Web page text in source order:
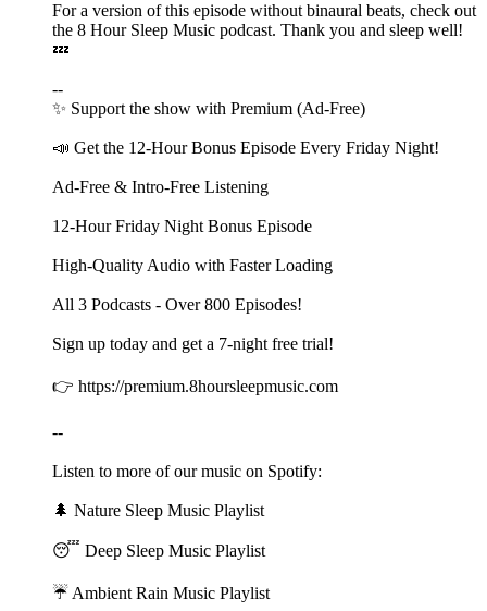
For a version of this episode without binaural beats, check out
the ⁠⁠⁠⁠⁠⁠⁠⁠⁠⁠⁠⁠⁠⁠⁠⁠⁠⁠⁠⁠⁠8 Hour Sleep Music⁠⁠⁠⁠⁠⁠⁠⁠⁠⁠⁠⁠⁠⁠⁠⁠⁠⁠⁠⁠⁠ podcast. Thank you and sleep well!
💤
--
✨ ⁠⁠⁠⁠⁠⁠⁠⁠⁠⁠⁠⁠⁠⁠⁠⁠⁠⁠⁠⁠⁠⁠⁠⁠⁠⁠⁠Support the show with ⁠⁠⁠⁠⁠⁠⁠⁠⁠⁠⁠⁠⁠⁠⁠⁠⁠⁠⁠⁠⁠⁠⁠⁠⁠⁠⁠⁠⁠⁠⁠⁠⁠⁠⁠⁠⁠⁠⁠⁠⁠⁠⁠⁠⁠⁠⁠⁠⁠⁠⁠⁠⁠⁠⁠⁠⁠⁠⁠⁠⁠⁠⁠⁠⁠⁠⁠⁠⁠⁠⁠⁠⁠⁠⁠⁠⁠⁠⁠⁠⁠⁠⁠⁠⁠⁠⁠⁠⁠⁠⁠⁠Premium (Ad-Free)⁠⁠⁠⁠⁠⁠⁠⁠⁠⁠⁠⁠⁠⁠⁠⁠⁠⁠⁠⁠⁠⁠⁠⁠⁠⁠⁠⁠⁠⁠⁠⁠⁠⁠⁠⁠⁠⁠⁠⁠⁠⁠⁠⁠⁠⁠⁠⁠⁠⁠⁠⁠⁠⁠⁠⁠⁠⁠⁠⁠⁠⁠⁠⁠⁠⁠⁠⁠⁠⁠⁠⁠⁠⁠⁠⁠⁠⁠⁠⁠⁠⁠⁠⁠⁠⁠⁠⁠⁠⁠⁠⁠⁠⁠⁠⁠⁠⁠⁠⁠⁠⁠⁠⁠⁠⁠⁠⁠⁠⁠⁠⁠⁠⁠⁠⁠⁠⁠⁠⁠⁠⁠⁠⁠⁠⁠⁠⁠⁠⁠⁠⁠⁠⁠⁠⁠⁠⁠⁠⁠⁠⁠⁠⁠⁠⁠⁠⁠⁠⁠⁠⁠⁠⁠⁠⁠⁠⁠⁠⁠⁠⁠⁠⁠⁠⁠⁠⁠⁠⁠⁠⁠⁠⁠⁠⁠⁠⁠⁠⁠⁠⁠⁠⁠⁠⁠⁠⁠⁠⁠⁠⁠⁠⁠⁠⁠⁠⁠⁠⁠⁠⁠⁠⁠⁠⁠⁠⁠⁠⁠⁠⁠⁠⁠⁠⁠⁠⁠⁠⁠⁠⁠⁠⁠⁠⁠⁠⁠⁠⁠⁠⁠⁠⁠⁠⁠⁠⁠⁠⁠⁠⁠⁠⁠⁠⁠⁠⁠⁠⁠⁠⁠⁠⁠⁠⁠⁠⁠⁠⁠⁠⁠⁠⁠⁠⁠⁠⁠⁠⁠⁠⁠⁠⁠⁠⁠⁠⁠⁠⁠⁠⁠⁠⁠⁠⁠⁠⁠⁠⁠⁠⁠⁠⁠⁠⁠⁠⁠⁠⁠⁠⁠⁠⁠⁠
📣 Get the 12-Hour Bonus Episode Every Friday Night!
Ad-Free & Intro-Free Listening
12-Hour Friday Night Bonus Episode
High-Quality Audio with Faster Loading
All 3 Podcasts - Over 800 Episodes!
Sign up today and get a 7-night free trial!
👉 ⁠⁠⁠⁠⁠⁠⁠⁠⁠⁠⁠⁠⁠⁠⁠⁠⁠⁠⁠⁠⁠⁠⁠⁠⁠⁠⁠⁠⁠⁠⁠⁠⁠⁠⁠⁠⁠⁠⁠⁠⁠⁠⁠⁠⁠⁠⁠⁠⁠⁠⁠⁠⁠⁠⁠⁠⁠⁠⁠⁠⁠⁠⁠⁠⁠⁠⁠⁠⁠⁠⁠⁠⁠⁠⁠⁠⁠⁠⁠⁠⁠⁠⁠⁠⁠⁠⁠⁠⁠⁠⁠⁠⁠⁠⁠⁠⁠⁠⁠⁠⁠⁠⁠⁠⁠⁠⁠⁠⁠⁠⁠⁠⁠⁠⁠⁠⁠⁠⁠⁠⁠⁠⁠⁠⁠⁠⁠https://premium.8hoursleepmusic.com⁠⁠⁠⁠⁠⁠⁠⁠⁠⁠⁠⁠⁠⁠⁠⁠⁠⁠⁠⁠⁠⁠⁠⁠⁠⁠⁠⁠⁠⁠⁠⁠⁠⁠⁠⁠⁠⁠⁠⁠⁠⁠⁠⁠⁠⁠⁠⁠⁠⁠⁠⁠⁠⁠⁠⁠⁠⁠⁠⁠⁠⁠⁠⁠⁠⁠⁠⁠⁠⁠⁠⁠⁠⁠⁠⁠⁠⁠⁠⁠⁠⁠⁠⁠⁠⁠⁠⁠⁠⁠⁠⁠⁠⁠⁠⁠⁠⁠⁠⁠⁠⁠⁠⁠⁠⁠⁠⁠⁠⁠⁠⁠⁠⁠⁠⁠
--
Listen to more of our music on Spotify:
🌲 ⁠⁠⁠⁠⁠⁠⁠⁠⁠⁠⁠⁠⁠⁠⁠⁠⁠⁠⁠⁠⁠⁠⁠⁠⁠⁠⁠⁠⁠⁠⁠⁠⁠⁠⁠⁠⁠⁠⁠⁠⁠⁠⁠⁠⁠⁠⁠⁠⁠⁠⁠⁠⁠⁠⁠⁠⁠⁠⁠⁠⁠⁠⁠⁠⁠⁠⁠⁠⁠⁠⁠⁠⁠⁠⁠⁠⁠⁠⁠⁠⁠⁠⁠⁠⁠⁠⁠⁠⁠⁠⁠⁠⁠⁠⁠⁠⁠⁠⁠⁠⁠⁠⁠⁠⁠⁠⁠⁠⁠⁠⁠⁠⁠⁠⁠⁠⁠⁠⁠⁠⁠⁠Nature Sleep Music Playlist⁠⁠⁠⁠⁠⁠⁠⁠⁠⁠⁠⁠⁠⁠⁠⁠⁠⁠⁠⁠⁠⁠⁠⁠⁠⁠⁠⁠⁠⁠⁠⁠⁠⁠⁠⁠⁠⁠⁠⁠⁠⁠⁠⁠⁠⁠⁠⁠⁠⁠⁠⁠⁠⁠⁠⁠⁠⁠⁠⁠⁠⁠⁠⁠⁠⁠⁠⁠⁠⁠⁠⁠⁠⁠⁠⁠⁠⁠⁠⁠⁠⁠⁠⁠⁠⁠⁠⁠⁠⁠⁠⁠⁠⁠⁠⁠⁠⁠⁠⁠⁠⁠⁠⁠⁠⁠⁠⁠⁠⁠⁠⁠⁠⁠⁠⁠⁠⁠⁠⁠⁠⁠
😴 ⁠⁠⁠⁠⁠⁠⁠⁠⁠⁠⁠⁠⁠⁠⁠⁠⁠⁠⁠⁠⁠⁠⁠⁠⁠⁠⁠⁠⁠⁠⁠⁠⁠⁠⁠⁠⁠⁠⁠⁠⁠⁠⁠⁠⁠⁠⁠⁠⁠⁠⁠⁠⁠⁠⁠⁠⁠⁠⁠⁠⁠⁠⁠⁠⁠⁠⁠⁠⁠⁠⁠⁠⁠⁠⁠⁠⁠⁠⁠⁠⁠⁠⁠⁠⁠⁠⁠⁠⁠⁠⁠⁠⁠⁠⁠⁠⁠⁠⁠⁠⁠⁠⁠⁠⁠⁠⁠⁠⁠⁠⁠⁠⁠⁠⁠⁠⁠⁠⁠⁠⁠⁠Deep Sleep Music Playlist⁠⁠⁠⁠⁠⁠⁠⁠⁠⁠⁠⁠⁠⁠⁠⁠⁠⁠⁠⁠⁠⁠⁠⁠⁠⁠⁠⁠⁠⁠⁠⁠⁠⁠⁠⁠⁠⁠⁠⁠⁠⁠⁠⁠⁠⁠⁠⁠⁠⁠⁠⁠⁠⁠⁠⁠⁠⁠⁠⁠⁠⁠⁠⁠⁠⁠⁠⁠⁠⁠⁠⁠⁠⁠⁠⁠⁠⁠⁠⁠⁠⁠⁠⁠⁠⁠⁠⁠⁠⁠⁠⁠⁠⁠⁠⁠⁠⁠⁠⁠⁠⁠⁠⁠⁠⁠⁠⁠⁠⁠⁠⁠⁠⁠⁠⁠⁠⁠⁠⁠⁠⁠
☔ ⁠⁠⁠⁠⁠⁠⁠⁠⁠⁠⁠⁠⁠⁠⁠⁠⁠⁠⁠⁠⁠⁠⁠⁠⁠⁠⁠⁠⁠⁠⁠⁠⁠⁠⁠⁠⁠⁠⁠⁠⁠⁠⁠⁠⁠⁠⁠⁠⁠⁠⁠⁠⁠⁠⁠⁠⁠⁠⁠⁠⁠⁠⁠⁠⁠⁠⁠⁠⁠⁠⁠⁠⁠⁠⁠⁠⁠⁠⁠⁠⁠⁠⁠⁠⁠⁠⁠⁠⁠⁠⁠⁠⁠⁠⁠⁠⁠⁠⁠⁠⁠⁠⁠⁠⁠⁠⁠⁠⁠⁠⁠⁠⁠⁠⁠⁠⁠⁠⁠⁠⁠⁠Ambient Rain Music Playlist⁠⁠⁠⁠⁠⁠⁠⁠⁠⁠⁠⁠⁠⁠⁠⁠⁠⁠⁠⁠⁠⁠⁠⁠⁠⁠⁠⁠⁠⁠⁠⁠⁠⁠⁠⁠⁠⁠⁠⁠⁠⁠⁠⁠⁠⁠⁠⁠⁠⁠⁠⁠⁠⁠⁠⁠⁠⁠⁠⁠⁠⁠⁠⁠⁠⁠⁠⁠⁠⁠⁠⁠⁠⁠⁠⁠⁠⁠⁠⁠⁠⁠⁠⁠⁠⁠⁠⁠⁠⁠⁠⁠⁠⁠⁠⁠⁠⁠⁠⁠⁠⁠⁠⁠⁠⁠⁠⁠⁠⁠⁠⁠⁠⁠⁠⁠⁠⁠⁠⁠⁠⁠